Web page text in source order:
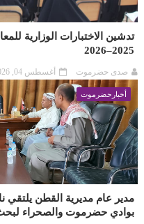
الاختبارات الوزارية
صدى حضرموت أغسطس 04, 2026
أخبارحضرموت
عام مديرية القطن يلتقي
حضرموت والصحراء لبحث